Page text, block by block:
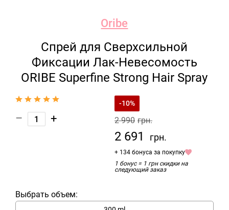
Oribe
Спрей для Сверхсильной
Фиксации Лак-Невесомость
ORIBE Superfine Strong Hair Spray
– +
-10%
2 990 грн.
2 691 грн.
+ 134 бонуса за покупку
1 бонус = 1 грн скидки на
следующий заказ
Выбрать объем: